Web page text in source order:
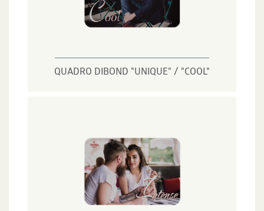
QUADRO DIBOND "UNIQUE" / "COOL"